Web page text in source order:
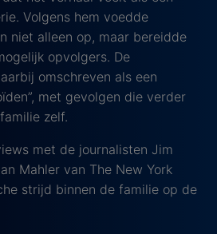
Volgens hem voedde
niet alleen op, maar bereidde
opvolgers. De
omschreven als een
met gevolgen die verder
zelf.
met de journalisten Jim
Mahler van The New York
strijd binnen de familie op de